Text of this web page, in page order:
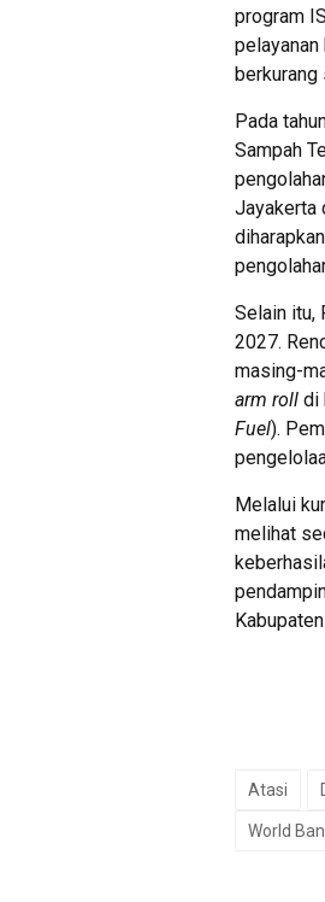
program
berkurang
Pada
Sampah
Jayakerta
Selain itu,
2027.
masing-
arm roll di
Fuel).
Melalui
melihat
Atasi
World